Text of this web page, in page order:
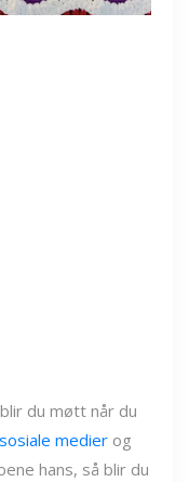
du møtt når du
sosiale medier og
hans, så blir du